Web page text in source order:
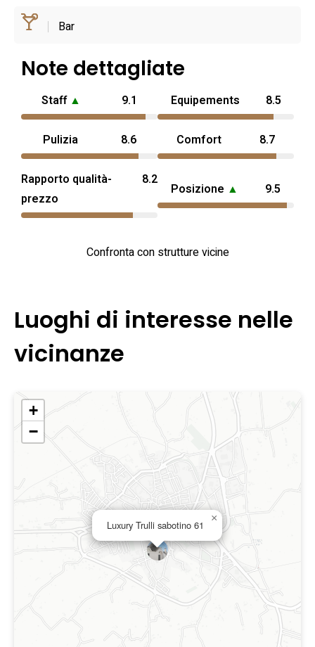
pensata per chi cerca l’esperienza di dormire in un trullo ad
Alberobello mantenendo standard contemporanei; per
esigenze pratiche e conferme sugli orari di arrivo o servizi
supplementari è consigliabile contattare direttamente la
struttura prima del viaggio.
Bar
Note dettagliate
Staff ▲ 9.1 Equipements 8.5
Pulizia 8.6 Comfort 8.7
Rapporto qualità-
prezzo
8.2
Posizione ▲ 9.5
Confronta con strutture vicine
Luoghi di interesse nelle
vicinanze
Luxury Trulli sabotino 61
×
+
−